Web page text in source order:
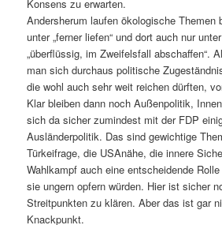
Konsens zu erwarten.
Andersherum laufen ökologische Themen
unter „ferner liefen“ und dort auch nur
„überflüssig, im Zweifelsfall abschaffen“.
man sich durchaus politische
die wohl auch sehr weit reichen dürften,
Klar bleiben dann noch Außenpolitik,
sich da sicher zumindest mit der FDP
Ausländerpolitik. Das sind gewichtige
Türkeifrage, die USAnähe, die innere
Wahlkampf auch eine entscheidende
sie ungern opfern würden. Hier ist sicher
Streitpunkten zu klären. Aber das ist gar
Knackpunkt.